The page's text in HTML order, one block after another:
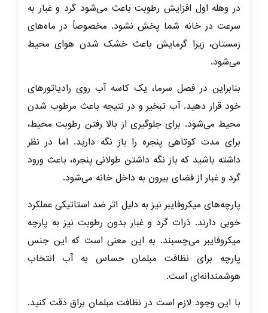
در وهله اول افزایش رطوبت باعث می‌شود گرد و غبار به
سرعت در خانه شما پخش نشود. مخصوصاً در ماه‌های
زمستان، زیرا گرمایش باعث خشک شدن هوای محیط
می‌شود.
بنابراین در فصل سرما، یک کاسه آب روی رادیاتورهای
خود قرار دهید. آب تبخیر و در نتیجه باعث مرطوب شدن
محیط می‌شود. برای جلوگیری از بالا رفتن رطوبت محیط،
برای مدت کوتاهی پنجره را باز نگه دارید. اما در نظر
داشته باشید که باز نگه داشتن طولانی پنجره‌، باعث ورود
گرد و غبار از فضای بیرون به داخل خانه می‌شود.
پارچه‌های میکروفایبر نیز به دلیل اثر ضد استاتیکی عملکرد
خوبی دارند. ذرات گرد و غبار بدون رطوبت نیز به پارچه
میکروفایبر می‌چسبند. به این معنی است که این جنس
پارچه برای نظافت مبلمان حساس به آب انتخاب
هوشمندانه‌ای است.
با این وجود لازم است در نظافت مبلمان براق دقت کنید.